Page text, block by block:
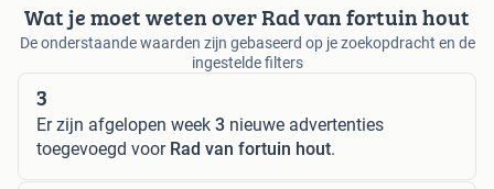
Wat je moet weten over Rad van fortuin hout
De onderstaande waarden zijn gebaseerd op je zoekopdracht en de
ingestelde filters
3
Er zijn afgelopen week 3 nieuwe advertenties
toegevoegd voor Rad van fortuin hout.